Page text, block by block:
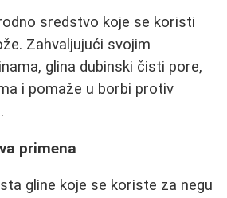
sredstvo koje se koristi
Zahvaljujući svojim
glina dubinski čisti pore,
i pomaže u borbi protiv
primena
gline koje se koriste za negu